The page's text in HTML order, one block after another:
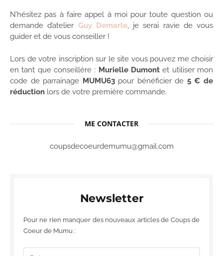
N’hésitez pas à faire appel à moi pour toute question ou
demande d’atelier Guy Demarle, je serai ravie de vous
guider et de vous conseiller !
Lors de votre inscription sur le site vous pouvez me choisir
en tant que conseillère : Murielle Dumont et utiliser mon
code de parrainage MUMU63pour bénéficier de 5 € de
réduction lors de votre première commande.
ME CONTACTER
coupsdecoeurdemumu@gmail.com
Newsletter
Pour ne rien manquer des nouveaux articles de Coups de
Coeur de Mumu :